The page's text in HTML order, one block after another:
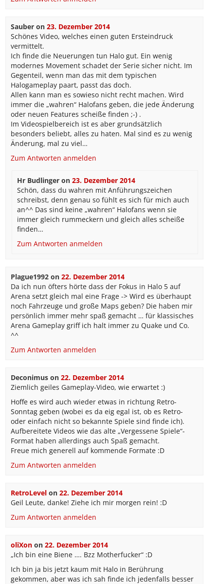
Sauberon 23. Dezember 2014
Schönes Video, welches einen guten Ersteindruck
vermittelt.
Ich finde die Neuerungen tun Halo gut. Ein wenig
modernes Movement schadet der Serie sicher nicht. Im
Gegenteil, wenn man das mit dem typischen
Halogameplay paart, passt das doch.
Allen kann man es sowieso nicht recht machen. Wird
immer die „wahren“ Halofans geben, die jede Änderung
oder neuen Features scheiße finden ;-) .
Im Videospielbereich ist es aber grundsätzlich
besonders beliebt, alles zu haten. Mal sind es zu wenig
Änderung, mal zu viel…
Zum Antworten anmelden
Hr Budlinger on23. Dezember 2014
Schön, dass du wahren mit Anführungszeichen
schreibst, denn genau so fühlt es sich für mich auch
an^^ Das sind keine „wahren“ Halofans wenn sie
immer gleich rummeckern und gleich alles scheiße
finden…
Zum Antworten anmelden
Plague1992on 22. Dezember 2014
Da ich nun öfters hörte dass der Fokus in Halo 5 auf
Arena setzt gleich mal eine Frage -> Wird es überhaupt
noch Fahrzeuge und große Maps geben? Die haben mir
persönlich immer mehr spaß gemacht … für klassisches
Arena Gameplay griff ich halt immer zu Quake und Co.
^^
Zum Antworten anmelden
Deconimuson 22. Dezember 2014
Ziemlich geiles Gameplay-Video, wie erwartet :)
Hoffe es wird auch wieder etwas in richtung Retro-
Sonntag geben (wobei es da eig egal ist, ob es Retro-
oder einfach nicht so bekannte Spiele sind finde ich).
Aufbereitete Videos wie das alte „Vergessene Spiele“-
Format haben allerdings auch Spaß gemacht.
Freue mich generell auf kommende Formate :D
Zum Antworten anmelden
RetroLevelon 22. Dezember 2014
Geil Leute, danke! Ziehe ich mir morgen rein! :D
Zum Antworten anmelden
oliXonon 22. Dezember 2014
„Ich bin eine Biene …. Bzz Motherfucker“ :D
Ich bin ja bis jetzt kaum mit Halo in Berührung
gekommen, aber was ich sah finde ich jedenfalls besser